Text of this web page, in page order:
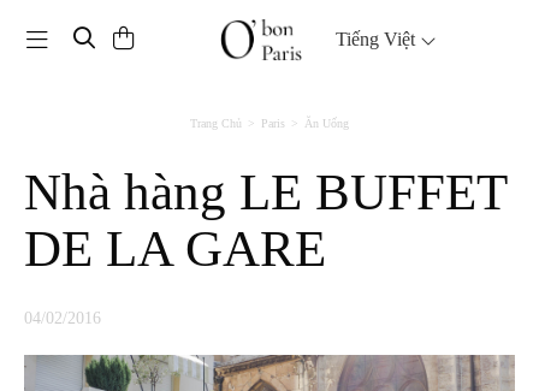
Toggle navigation Tiếng Việt
Trang Chủ Paris Ăn Uống
Nhà hàng LE BUFFET
DE LA GARE
04/02/2016